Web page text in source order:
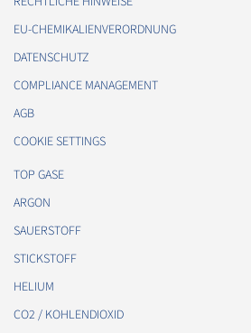
EU-CHEMIKALIENVERORDNUNG
DATENSCHUTZ
COMPLIANCE MANAGEMENT
AGB
COOKIE SETTINGS
TOP GASE
ARGON
SAUERSTOFF
STICKSTOFF
HELIUM
CO2 / KOHLENDIOXID